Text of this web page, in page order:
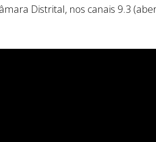
Distrital, nos canais 9.3